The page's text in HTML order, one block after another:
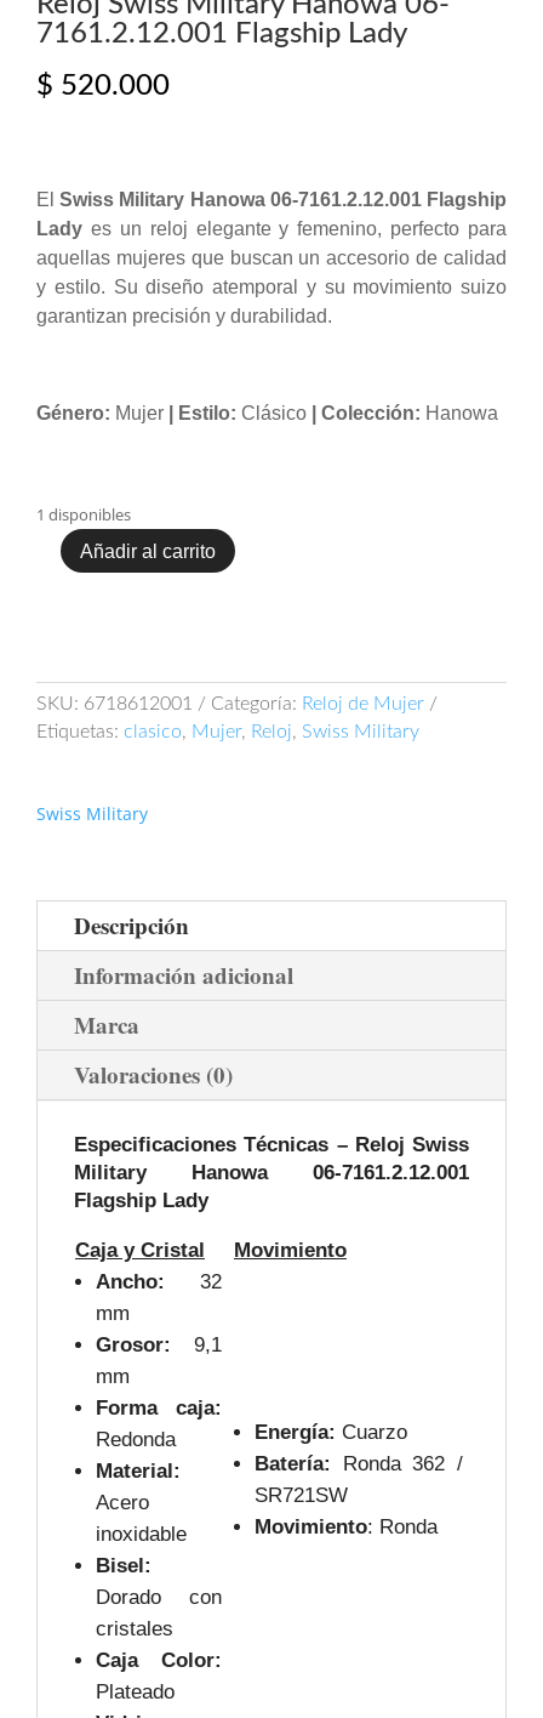
7161.2.12.001 Flagship Lady
$ 520.000
ElSwiss Military Hanowa 06-7161.2.12.001 Flagship
Lady es un reloj elegante y femenino, perfecto para
aquellas mujeres que buscan un accesorio de calidad
y estilo. Su diseño atemporal y su movimiento suizo
garantizan precisión y durabilidad.
Género: Mujer | Estilo: Clásico | Colección: Hanowa
1 disponibles
Reloj
7161.2.12.001
Flagship
Añadir al carrito
SKU: 6718612001 Categoría: Reloj de Mujer
Etiquetas: clasico, Mujer, Reloj, Swiss Military
Swiss Military
Descripción
Información adicional
Marca
Valoraciones (0)
Especificaciones Técnicas – Reloj Swiss
Military Hanowa 06-7161.2.12.001
Flagship Lady
Caja y Cristal
Movimiento
Ancho:
32
mm
Grosor:
9,1
mm
Forma caja:
Redonda
Material:
Acero
inoxidable
Bisel:
Dorado con
cristales
Caja Color:
Plateado
Energía: Cuarzo
Batería:
Ronda 362 /
SR721SW
Movimiento: Ronda